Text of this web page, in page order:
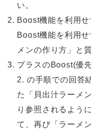
い。
2. Boost機能を利用
Boost機能を利用
メンの作り方」と
3. プラスのBoost(優
2. の手順での回答
た「貝出汁ラーメ
り参照されるよう
て、再び「ラーメ